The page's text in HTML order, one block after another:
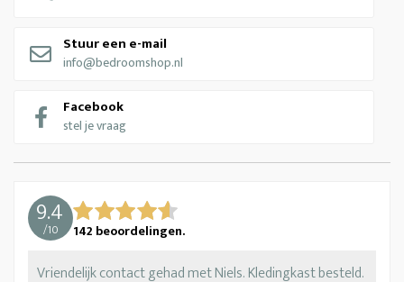
Stuur een e-mail
info@bedroomshop.nl
Facebook
stel je vraag
9.4
/10 142 beoordelingen.
Vriendelijk contact gehad met Niels. Kledingkast besteld.